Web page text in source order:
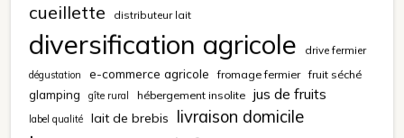
cueillette distributeur lait
diversification agricole drive fermier
dégustation e-commerce agricole fromage fermier fruit séché
glamping gîte rural hébergement insolite jus de fruits
label qualité lait de brebis livraison domicile